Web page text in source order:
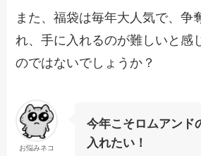
また、福袋は毎年大人気で、争
れ、手に入れるのが難しいと感
のではないでしょうか？
お悩みネコ
今年こそロムアンド
入れたい！